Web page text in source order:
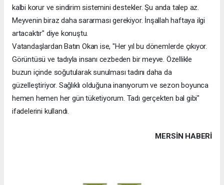
kalbi korur ve sindirim sistemini destekler. Şu anda talep az.
Meyvenin biraz daha sararması gerekiyor. İnşallah haftaya ilgi
artacaktır" diye konuştu.
Vatandaşlardan Batın Okan ise, "Her yıl bu dönemlerde çıkıyor.
Görüntüsü ve tadıyla insanı cezbeden bir meyve. Özellikle
buzun içinde soğutularak sunulması tadını daha da
güzelleştiriyor. Sağlıklı olduğuna inanıyorum ve sezon boyunca
hemen hemen her gün tüketiyorum. Tadı gerçekten bal gibi"
ifadelerini kullandı.
MERSIN HABERİ